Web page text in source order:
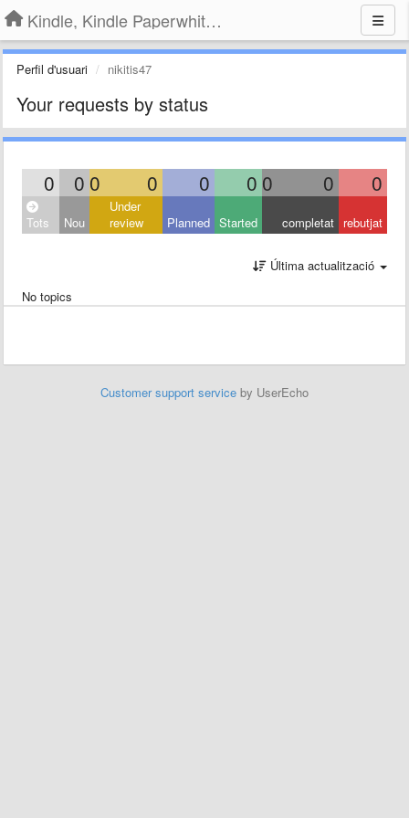
Kindle, Kindle Paperwhite, Kindle Voyage
Perfil d'usuari nikitis47
Your requests by status
0 0 0 0 0 0 0 0 0
Tots Nou
Under
review
Planned Started completat rebutjat
Última actualització
No topics
Customer support service by UserEcho